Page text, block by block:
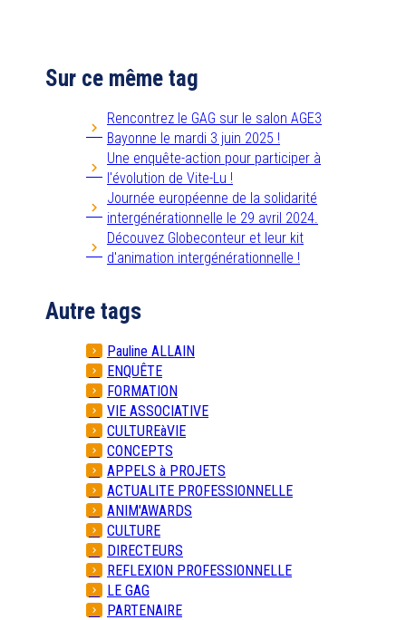
Sur ce même tag
Rencontrez le GAG sur le salon AGE3
Bayonne le mardi 3 juin 2025 !
Une enquête-action pour participer à
l'évolution de Vite-Lu !
Journée européenne de la solidarité
intergénérationnelle le 29 avril 2024.
Découvez Globeconteur et leur kit
d'animation intergénérationnelle !
Autre tags
Pauline ALLAIN
ENQUÊTE
FORMATION
VIE ASSOCIATIVE
CULTUREàVIE
CONCEPTS
APPELS à PROJETS
ACTUALITE PROFESSIONNELLE
ANIM'AWARDS
CULTURE
DIRECTEURS
REFLEXION PROFESSIONNELLE
LE GAG
PARTENAIRE